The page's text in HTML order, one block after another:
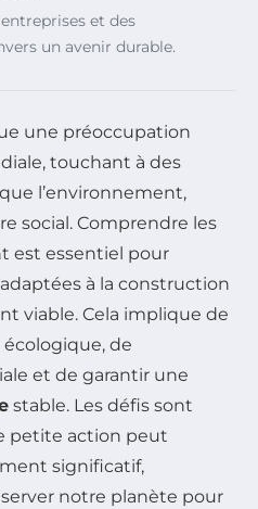
et des
un avenir durable.
une préoccupation
touchant à des
l’environnement,
social. Comprendre les
est essentiel pour
adaptées à la construction
viable. Cela implique de
de
et de garantir une
stable. Les défis sont
petite action peut
significatif,
notre planète pour